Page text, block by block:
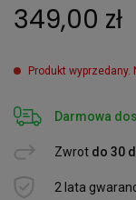
349,00 zł
Produkt wyprzedany.
Darmowa
Zwrot do 30
2 lata